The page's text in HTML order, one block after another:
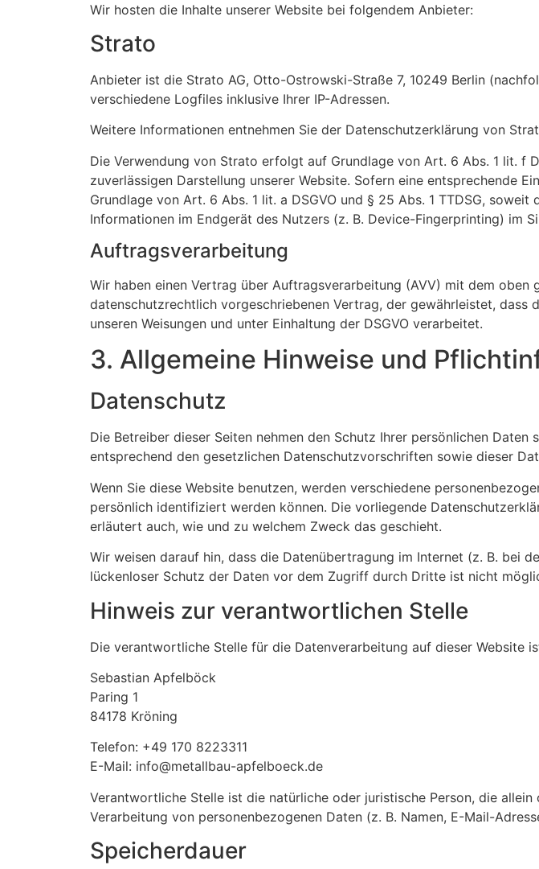
Wir hosten die Inhalte unserer Website bei folgendem Anbieter:
Strato
Anbieter ist die Strato AG, Otto-Ostrowski-Straße 7, 10249 Berlin
verschiedene Logfiles inklusive Ihrer IP-Adressen.
Weitere Informationen entnehmen Sie der Datenschutzerklärung von
Die Verwendung von Strato erfolgt auf Grundlage von Art. 6 Abs. 1 lit. f
zuverlässigen Darstellung unserer Website. Sofern eine entsprechende
Grundlage von Art. 6 Abs. 1 lit. a DSGVO und § 25 Abs. 1 TTDSG,
Informationen im Endgerät des Nutzers (z. B. Device-Fingerprinting) im
Auftragsverarbeitung
Wir haben einen Vertrag über Auftragsverarbeitung (AVV) mit dem
datenschutzrechtlich vorgeschriebenen Vertrag, der gewährleistet, dass
unseren Weisungen und unter Einhaltung der DSGVO verarbeitet.
3. Allgemeine Hinweise und
Datenschutz
Die Betreiber dieser Seiten nehmen den Schutz Ihrer persönlichen
entsprechend den gesetzlichen Datenschutzvorschriften sowie dieser
Wenn Sie diese Website benutzen, werden verschiedene
persönlich identifiziert werden können. Die vorliegende
erläutert auch, wie und zu welchem Zweck das geschieht.
Wir weisen darauf hin, dass die Datenübertragung im Internet (z. B. bei
lückenloser Schutz der Daten vor dem Zugriff durch Dritte ist nicht
Hinweis zur verantwortlichen Stelle
Die verantwortliche Stelle für die Datenverarbeitung auf dieser Website
Sebastian Apfelböck
Paring 1
84178 Kröning
Telefon: +49 170 8223311
E-Mail: info@metallbau-apfelboeck.de
Verantwortliche Stelle ist die natürliche oder juristische Person, die
Verarbeitung von personenbezogenen Daten (z. B. Namen, E-Mail-
Speicherdauer